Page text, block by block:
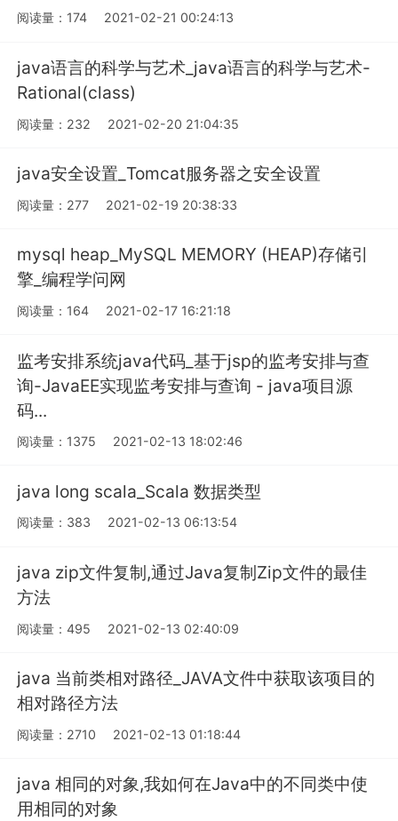
阅读量：174 2021-02-21 00:24:13
java语言的科学与艺术_java语言的科学与艺术-
Rational(class)
阅读量：232 2021-02-20 21:04:35
java安全设置_Tomcat服务器之安全设置
阅读量：277 2021-02-19 20:38:33
mysql heap_MySQL MEMORY (HEAP)存储引
擎_编程学问网
阅读量：164 2021-02-17 16:21:18
监考安排系统java代码_基于jsp的监考安排与查
询-JavaEE实现监考安排与查询 - java项目源
码...
阅读量：1375 2021-02-13 18:02:46
java long scala_Scala 数据类型
阅读量：383 2021-02-13 06:13:54
java zip文件复制,通过Java复制Zip文件的最佳
方法
阅读量：495 2021-02-13 02:40:09
java 当前类相对路径_JAVA文件中获取该项目的
相对路径方法
阅读量：2710 2021-02-13 01:18:44
java 相同的对象,我如何在Java中的不同类中使
用相同的对象